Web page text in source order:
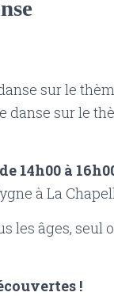
sur le
danse sur le
14h00 à
à La
les âges, seul
!